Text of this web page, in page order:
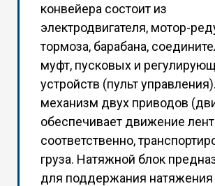
конвейера состоит из
электродвигателя, мотор-
тормоза, барабана,
муфт, пусковых и
устройств (пульт
механизм двух приводов
обеспечивает движение
соответственно,
груза. Натяжной блок
для поддержания натяжения